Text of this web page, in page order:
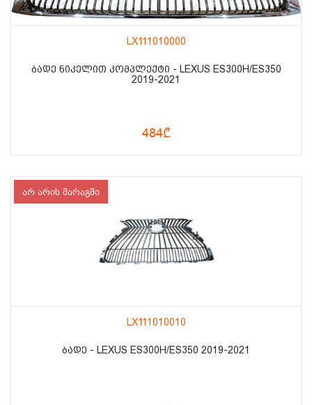
LX111010000
ᲑᲐᲓᲔ ᲜᲘᲙᲔᲚᲘᲗ ᲙᲝᲛᲞᲚᲔᲥᲢᲘ - LEXUS ES300H/ES350
2019-2021
484₾
არ არის მარაგში
LX111010010
ᲑᲐᲓᲔ - LEXUS ES300H/ES350 2019-2021